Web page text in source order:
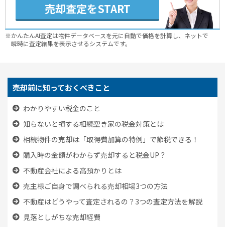
売却査定をSTART
※かんたんAI査定は物件データベースを元に自動で価格を計算し、ネットで
瞬時に査定結果を表示させるシステムです。
売却前に知っておくべきこと
わかりやすい税金のこと
知らないと損する相続空き家の税金対策とは
相続物件の売却は「取得費加算の特例」で節税できる！
購入時の金額がわからず売却すると税金UP？
不動産会社による高預かりとは
売主様ご自身で調べられる売却相場3つの方法
不動産はどうやって査定されるの？3つの査定方法を解説
見落としがちな売却経費